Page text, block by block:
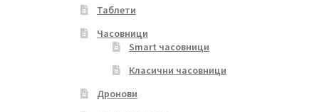
Таблети
Часовници
Smart часовници
Класични часовници
Дронови